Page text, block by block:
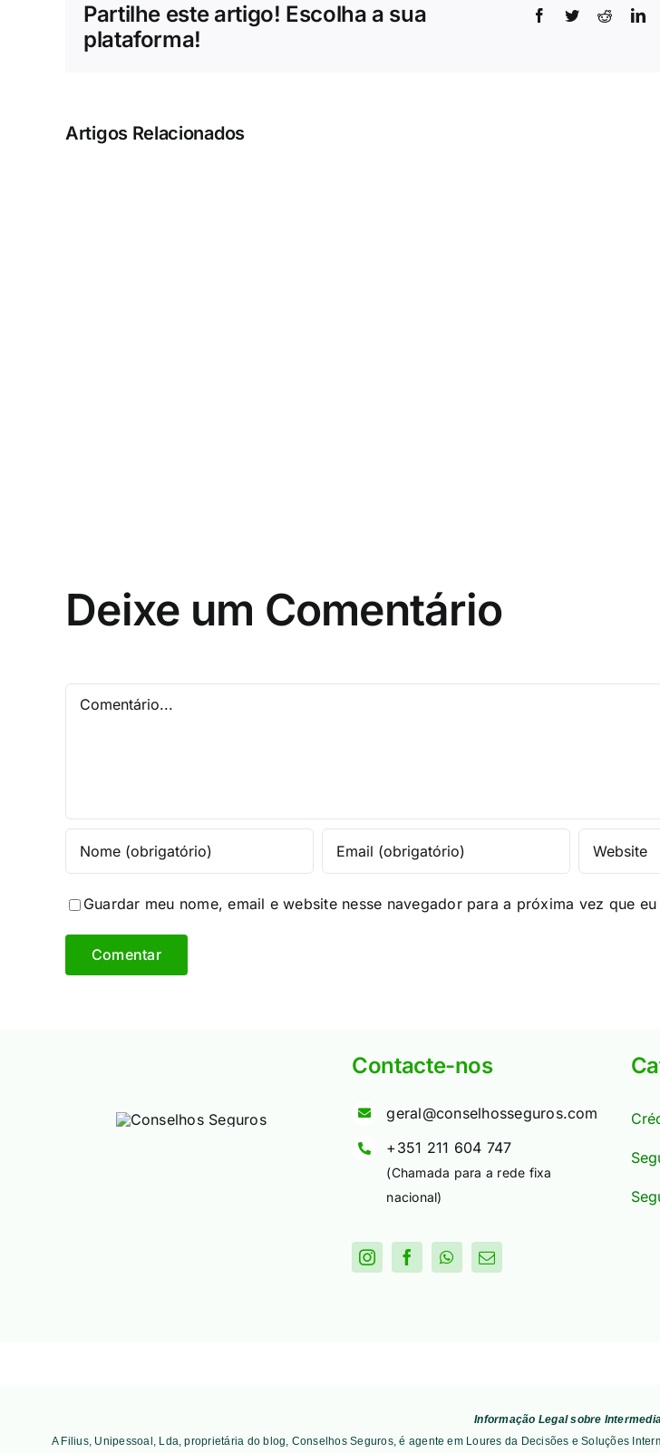
Partilhe este artigo! Escolha a sua
plataforma!
Facebook
TwitterReddit
Artigos Relacionados
Deixe um Comentário
Comentário
Guardar meu nome, email e website nesse navegador para a próxima vez que
Contacte-nos
geral@conselhosseguros.com
+351 211 604 747
(Chamada para a rede fixa
nacional)
Informação Legal sobre
A Filius, Unipessoal, Lda, proprietária do blog, Conselhos Seguros, é agente em Loures da Decisões e Soluções